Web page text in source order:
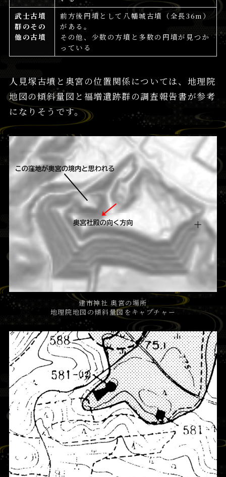
武士古墳
群のその
他の古墳
前方後円墳として八幡城古墳（全長36m）
がある。
その他、少数の方墳と多数の円墳が見つか
っている
人見塚古墳と奥宮の位置関係については、地理院
地図の傾斜量図と福増遺跡群の調査報告書が参考
になりそうです。
建市神社 奥宮の場所
地理院地図の傾斜量図をキャプチャー